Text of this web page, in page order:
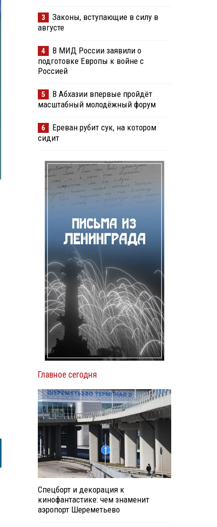
3
Законы, вступающие в силу в
августе
4
В МИД России заявили о
подготовке Европы к войне с
Россией
5
В Абхазии впервые пройдёт
масштабный молодёжный форум
6
Ереван рубит сук, на котором
сидит
Главное сегодня
Спецборт и декорация к
кинофантастике: чем знаменит
аэропорт Шереметьево